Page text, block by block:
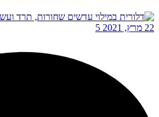
22 מרץ, 2021 5